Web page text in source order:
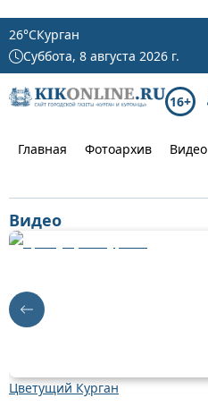
26°CКурган
Суббота, 8 августа 2026 г.
16+
Главная Фотоархив Видео
Видео
Цветущий Курган